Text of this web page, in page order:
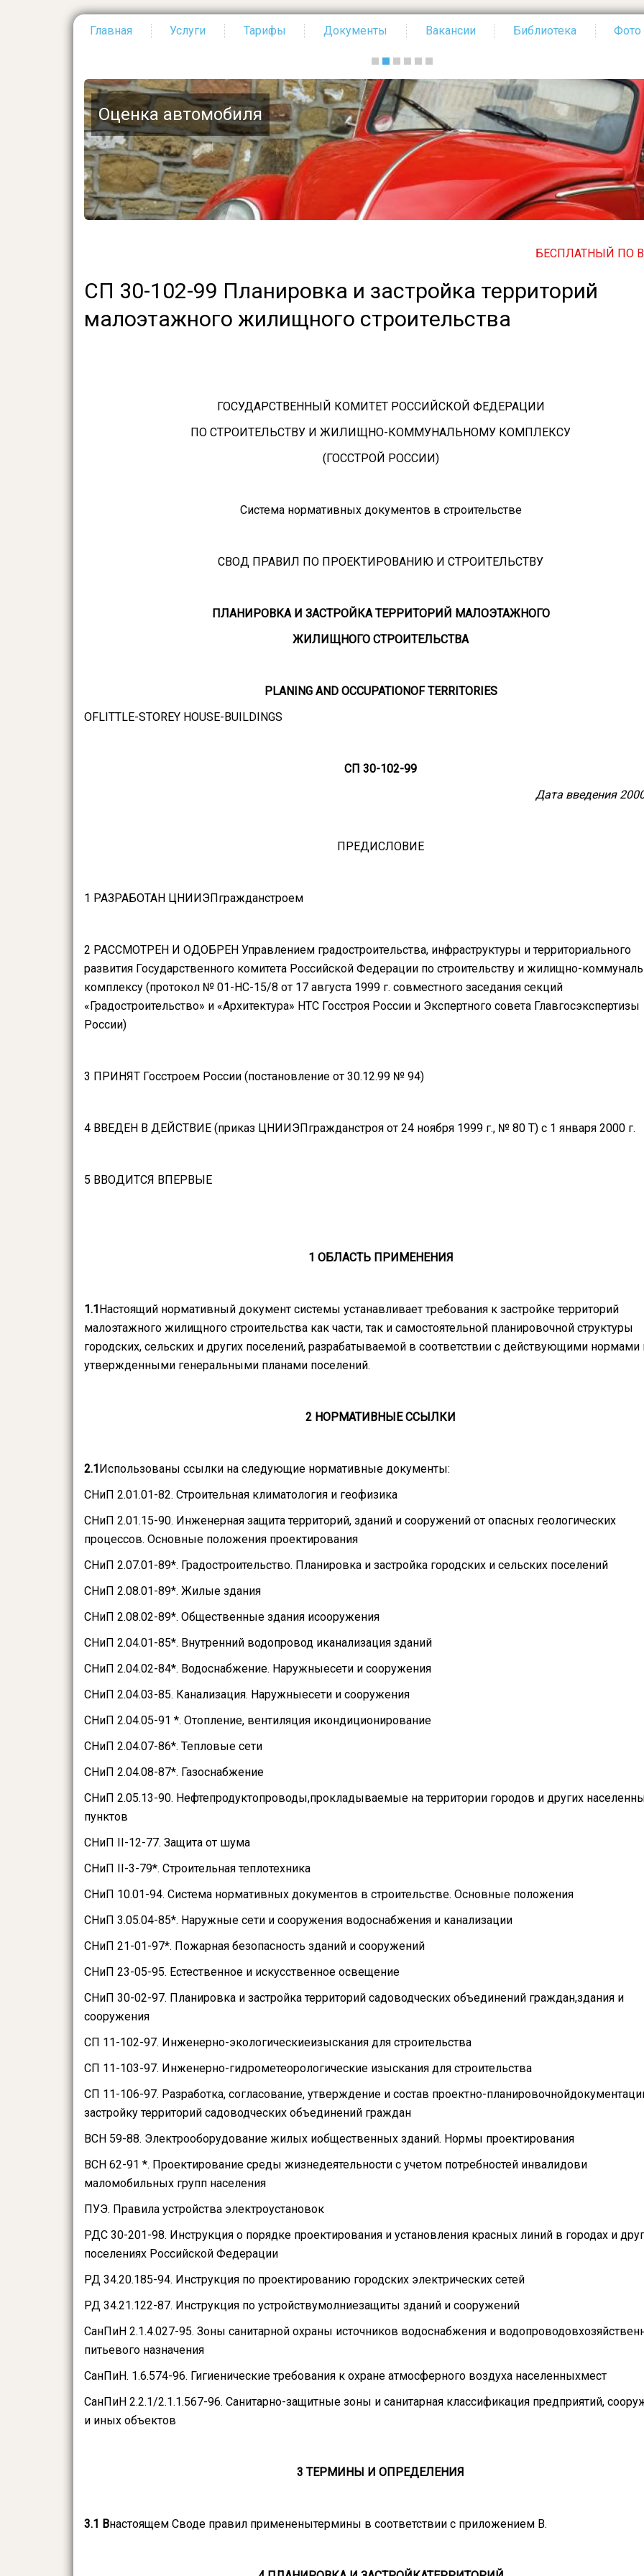
Главная Услуги Тарифы Документы Вакансии Библиотека Фото
Оценка автомобиля
БЕСПЛАТНЫЙ ПО ВСЕЙ
СП 30-102-99 Планировка и застройка территорий
малоэтажного жилищного строительства
ГОСУДАРСТВЕННЫЙ КОМИТЕТ РОССИЙСКОЙ ФЕДЕРАЦИИ
ПО СТРОИТЕЛЬСТВУ И ЖИЛИЩНО-КОММУНАЛЬНОМУ КОМПЛЕКСУ
(ГОССТРОЙ РОССИИ)
Система нормативных документов в строительстве
СВОД ПРАВИЛ ПО ПРОЕКТИРОВАНИЮ И СТРОИТЕЛЬСТВУ
ПЛАНИРОВКА И ЗАСТРОЙКА ТЕРРИТОРИЙ МАЛОЭТАЖНОГО
ЖИЛИЩНОГО СТРОИТЕЛЬСТВА
РLАNING AND ОССUРАТIONОF ТЕRRIТОRIES
OFLITTLE-STOREY HOUSE-BUILDINGS
СП 30-102-99
Дата введения
ПРЕДИСЛОВИЕ
1 РАЗРАБОТАН ЦНИИЭПгражданстроем
2 РАССМОТРЕН И ОДОБРЕН Управлением градостроительства, инфраструктуры и территориального
развития Государственного комитета Российской Федерации по строительству и жилищно-
комплексу (протокол № 01-НС-15/8 от 17 августа 1999 г. совместного заседания секций
«Градостроительство» и «Архитектура» НТС Госстроя России и Экспертного совета Главгосэкспертизы
России)
3 ПРИНЯТ Госстроем России (постановление от 30.12.99 № 94)
4 ВВЕДЕН В ДЕЙСТВИЕ (приказ ЦНИИЭПгражданстроя от 24 ноября 1999 г., № 80 Т) с 1 января 2000 г.
5 ВВОДИТСЯ ВПЕРВЫЕ
1 ОБЛАСТЬ ПРИМЕНЕНИЯ
1.1Настоящий нормативный документ системы устанавливает требования к застройке территорий
малоэтажного жилищного строительства как части, так и самостоятельной планировочной структуры
городских, сельских и других поселений, разрабатываемой в соответствии с действующими нормами
утвержденными генеральными планами поселений.
2 НОРМАТИВНЫЕ ССЫЛКИ
2.1Использованы ссылки на следующие нормативные документы:
СНиП 2.01.01-82. Строительная климатология и геофизика
СНиП 2.01.15-90. Инженерная защита территорий, зданий и сооружений от опасных геологических
процессов. Основные положения проектирования
СНиП 2.07.01-89*. Градостроительство. Планировка и застройка городских и сельских поселений
СНиП 2.08.01-89*. Жилые здания
СНиП 2.08.02-89*. Общественные здания исооружения
СНиП 2.04.01-85*. Внутренний водопровод иканализация зданий
СНиП 2.04.02-84*. Водоснабжение. Наружныесети и сооружения
СНиП 2.04.03-85. Канализация. Наружныесети и сооружения
СНиП 2.04.05-91 *. Отопление, вентиляция икондиционирование
СНиП 2.04.07-86*. Тепловые сети
СНиП 2.04.08-87*. Газоснабжение
СНиП 2.05.13-90. Нефтепродуктопроводы,прокладываемые на территории городов и других
пунктов
СНиП II-12-77. Защита от шума
СНиП II-3-79*. Строительная теплотехника
СНиП 10.01-94. Система нормативных документов в строительстве. Основные положения
СНиП 3.05.04-85*. Наружные сети и сооружения водоснабжения и канализации
СНиП 21-01-97*. Пожарная безопасность зданий и сооружений
СНиП 23-05-95. Естественное и искусственное освещение
СНиП 30-02-97. Планировка и застройка территорий садоводческих объединений граждан,здания и
сооружения
СП 11-102-97. Инженерно-экологическиеизыскания для строительства
СП 11-103-97. Инженерно-гидрометеорологические изыскания для строительства
СП 11-106-97. Разработка, согласование, утверждение и состав проектно-
застройку территорий садоводческих объединений граждан
ВСН 59-88. Электрооборудование жилых иобщественных зданий. Нормы проектирования
ВСН 62-91 *. Проектирование среды жизнедеятельности с учетом потребностей инвалидови
маломобильных групп населения
ПУЭ. Правила устройства электроустановок
РДС 30-201-98. Инструкция о порядке проектирования и установления красных линий в городах и
поселениях Российской Федерации
РД 34.20.185-94. Инструкция по проектированию городских электрических сетей
РД 34.21.122-87. Инструкция по устройствумолниезащиты зданий и сооружений
СанПиН 2.1.4.027-95. Зоны санитарной охраны источников водоснабжения и
питьевого назначения
СанПиН. 1.6.574-96. Гигиенические требования к охране атмосферного воздуха населенныхмест
СанПиН 2.2.1/2.1.1.567-96. Санитарно-защитные зоны и санитарная классификация предприятий,
и иных объектов
3 ТЕРМИНЫ И ОПРЕДЕЛЕНИЯ
3.1 Внастоящем Своде правил примененытермины в соответствии с приложением В.